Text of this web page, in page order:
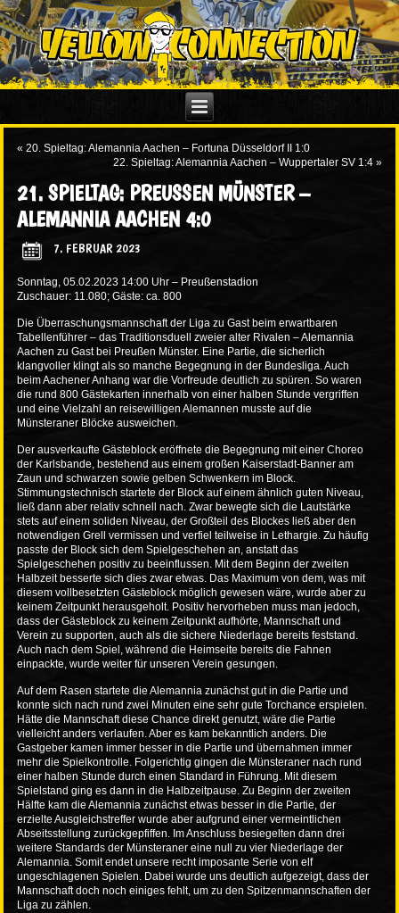
«20. Spieltag: Alemannia Aachen – Fortuna Düsseldorf II 1:0
22. Spieltag: Alemannia Aachen – Wuppertaler SV 1:4»
21. SPIELTAG: PREUSSEN MÜNSTER – A
LEMANNIA AACHEN 4:0
7. FEBRUAR 2023
Sonntag, 05.02.2023 14:00 Uhr – Preußenstadion
Zuschauer: 11.080; Gäste: ca. 800
Die Überraschungsmannschaft der Liga zu Gast beim erwartbaren
Tabellenführer – das Traditionsduell zweier alter Rivalen – Alemannia
Aachen zu Gast bei Preußen Münster. Eine Partie, die sicherlich
klangvoller klingt als so manche Begegnung in der Bundesliga. Auch
beim Aachener Anhang war die Vorfreude deutlich zu spüren. So waren
die rund 800 Gästekarten innerhalb von einer halben Stunde vergriffen
und eine Vielzahl an reisewilligen Alemannen musste auf die
Münsteraner Blöcke ausweichen.
Der ausverkaufte Gästeblock eröffnete die Begegnung mit einer Choreo
der Karlsbande, bestehend aus einem großen Kaiserstadt-Banner am
Zaun und schwarzen sowie gelben Schwenkern im Block.
Stimmungstechnisch startete der Block auf einem ähnlich guten Niveau,
ließ dann aber relativ schnell nach. Zwar bewegte sich die Lautstärke
stets auf einem soliden Niveau, der Großteil des Blockes ließ aber den
notwendigen Grell vermissen und verfiel teilweise in Lethargie. Zu häufig
passte der Block sich dem Spielgeschehen an, anstatt das
Spielgeschehen positiv zu beeinflussen. Mit dem Beginn der zweiten
Halbzeit besserte sich dies zwar etwas. Das Maximum von dem, was mit
diesem vollbesetzten Gästeblock möglich gewesen wäre, wurde aber zu
keinem Zeitpunkt herausgeholt. Positiv hervorheben muss man jedoch,
dass der Gästeblock zu keinem Zeitpunkt aufhörte, Mannschaft und
Verein zu supporten, auch als die sichere Niederlage bereits feststand.
Auch nach dem Spiel, während die Heimseite bereits die Fahnen
einpackte, wurde weiter für unseren Verein gesungen.
Auf dem Rasen startete die Alemannia zunächst gut in die Partie und
konnte sich nach rund zwei Minuten eine sehr gute Torchance erspielen.
Hätte die Mannschaft diese Chance direkt genutzt, wäre die Partie
vielleicht anders verlaufen. Aber es kam bekanntlich anders. Die
Gastgeber kamen immer besser in die Partie und übernahmen immer
mehr die Spielkontrolle. Folgerichtig gingen die Münsteraner nach rund
einer halben Stunde durch einen Standard in Führung. Mit diesem
Spielstand ging es dann in die Halbzeitpause. Zu Beginn der zweiten
Hälfte kam die Alemannia zunächst etwas besser in die Partie, der
erzielte Ausgleichstreffer wurde aber aufgrund einer vermeintlichen
Abseitsstellung zurückgepfiffen. Im Anschluss besiegelten dann drei
weitere Standards der Münsteraner eine null zu vier Niederlage der
Alemannia. Somit endet unsere recht imposante Serie von elf
ungeschlagenen Spielen. Dabei wurde uns deutlich aufgezeigt, dass der
Mannschaft doch noch einiges fehlt, um zu den Spitzenmannschaften der
Liga zu zählen.